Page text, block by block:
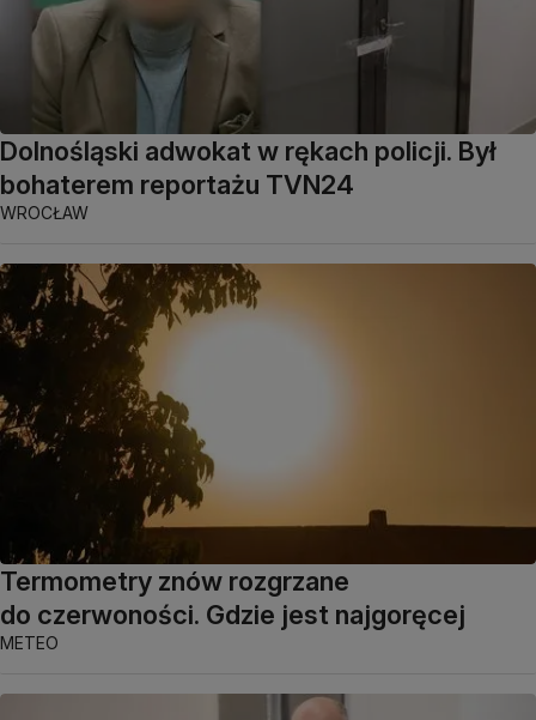
Dolnośląski adwokat w rękach policji. Był
bohaterem reportażu TVN24
WROCŁAW
Termometry znów rozgrzane
do czerwoności. Gdzie jest najgoręcej
METEO